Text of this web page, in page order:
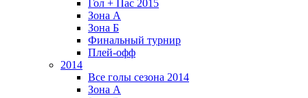
Гол + Пас 2015
Зона А
Зона Б
Финальный турнир
Плей-офф
2014
Все голы сезона 2014
Зона А